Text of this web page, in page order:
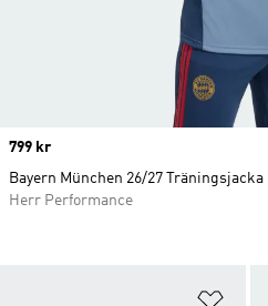
Price
799 kr
Bayern München 26/27 Träningsjacka
Herr Performance